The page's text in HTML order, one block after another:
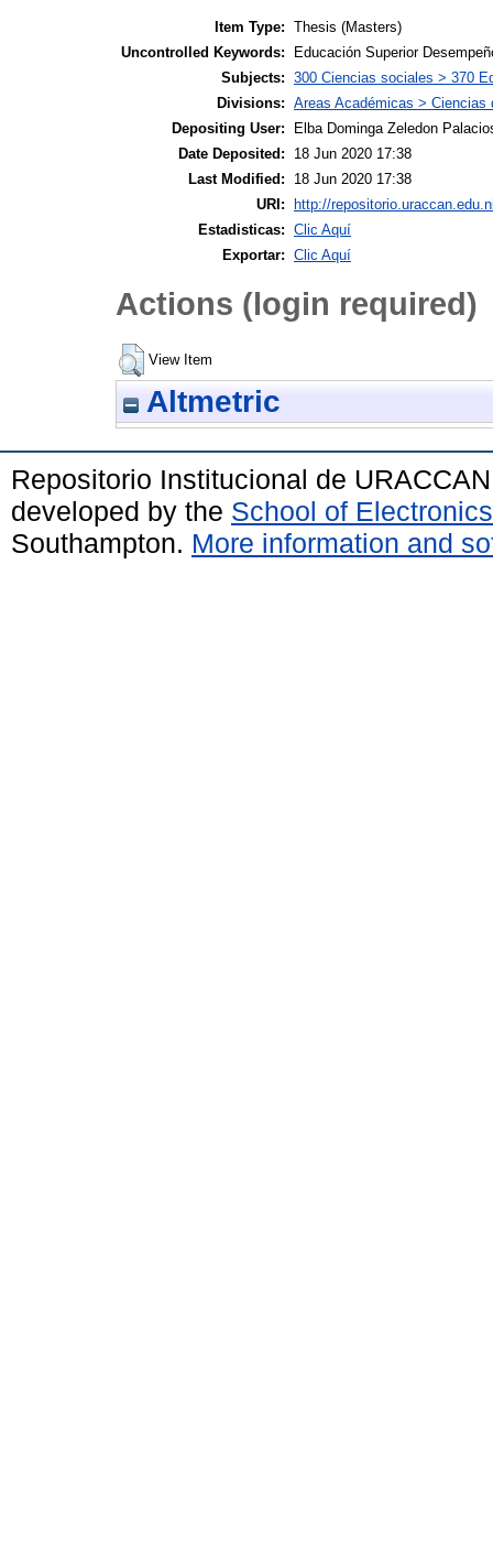
Item Type: Thesis (Masters)
Uncontrolled Keywords:
Educación Superior
Subjects: 300 Ciencias sociales > 370
Divisions: Areas Académicas >
Depositing User:
Elba Dominga Zeledon
Date Deposited:
18 Jun 2020 17:38
Last Modified:
18 Jun 2020 17:38
URI:
http://
Estadisticas: Clic Aquí
Exportar: Clic Aquí
Actions (login required)
View Item
Altmetric
Repositorio Institucional de
developed by the School of
Southampton. More information and